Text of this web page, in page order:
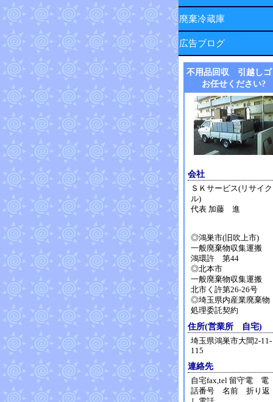
廃棄冷蔵庫
広告ブログ
不用品回収 引越しゴ
お任せください?
会社
ＳＫサービス(リサイク
ル)
代表 加藤 進
◎鴻巣市(旧吹上市)
一般廃棄物収集運搬
鴻環許 第44
◎北本市
一般廃棄物収集運搬
北市く許第26-26号
◎埼玉県内産業廃棄物
処理委託契約
住所(営業所 自宅)
埼玉県鴻巣市大間2-11-
115
連絡先
自宅fax,tel 留守電 電
話番号 名前 折り返